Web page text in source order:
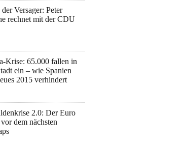
Versager: Peter
rechnet mit der CDU
Krise: 65.000 fallen in
ein – wie Spanien
2015 verhindert
2.0: Der Euro
dem nächsten